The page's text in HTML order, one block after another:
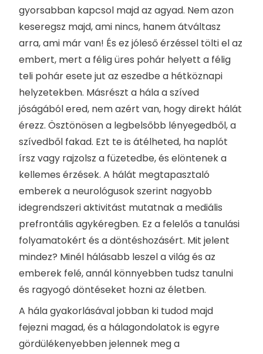
gyorsabban kapcsol majd az agyad. Nem azon
keseregsz majd, ami nincs, hanem átváltasz
arra, ami már van! És ez jóleső érzéssel tölti el az
embert, mert a félig üres pohár helyett a félig
teli pohár esete jut az eszedbe a hétköznapi
helyzetekben. Másrészt a hála a szíved
jóságából ered, nem azért van, hogy direkt hálát
érezz. Ösztönösen a legbelsőbb lényegedből, a
szívedből fakad. Ezt te is átélheted, ha naplót
írsz vagy rajzolsz a füzetedbe, és elöntenek a
kellemes érzések. A hálát megtapasztaló
emberek a neurológusok szerint nagyobb
idegrendszeri aktivitást mutatnak a mediális
prefrontális agykéregben. Ez a felelős a tanulási
folyamatokért és a döntéshozásért. Mit jelent
mindez? Minél hálásabb leszel a világ és az
emberek felé, annál könnyebben tudsz tanulni
és ragyogó döntéseket hozni az életben.
A hála gyakorlásával jobban ki tudod majd
fejezni magad, és a hálagondolatok is egyre
gördülékenyebben jelennek meg a